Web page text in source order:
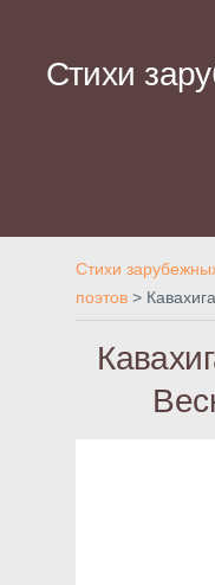
Стихи
Стихи
поэтов >